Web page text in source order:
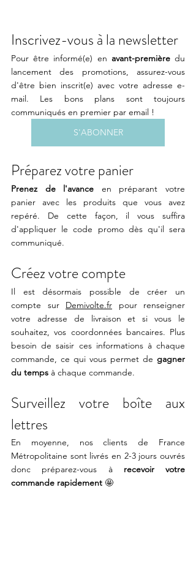
Inscrivez-vous à la newsletter
Pour être informé(e) en avant-première du
lancement des promotions, assurez-vous
d'être bien inscrit(e) avec votre adresse e-
mail. Les bons plans sont toujours
communiqués en premier par email !
S'ABONNER
Préparez votre panier
Prenez de l'avance en préparant votre
panier avec les produits que vous avez
repéré. De cette façon, il vous suffira
d'appliquer le code promo dès qu'il sera
communiqué.
Créez votre compte
Il est désormais possible de créer un
compte sur Demivolte.fr pour renseigner
votre adresse de livraison et si vous le
souhaitez, vos coordonnées bancaires. Plus
besoin de saisir ces informations à chaque
commande, ce qui vous permet de gagner
du temps à chaque commande.
Surveillez votre boîte aux
lettres
En moyenne, nos clients de France
Métropolitaine sont livrés en 2-3 jours ouvrés
donc préparez-vous à recevoir votre
commande rapidement 🤩